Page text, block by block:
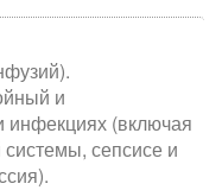
и
инфекциях (включая
сепсисе и